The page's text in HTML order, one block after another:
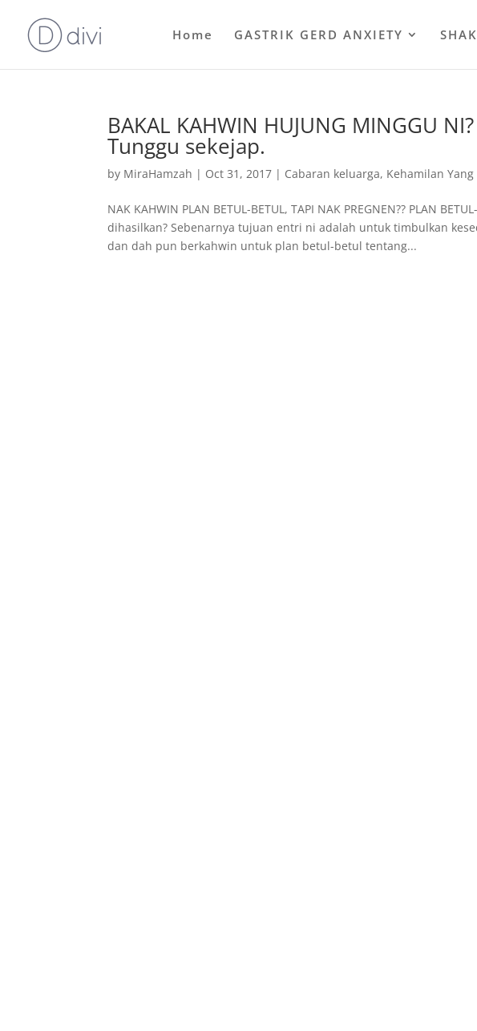
Home GASTRIK GERD ANXIETY
BAKAL KAHWIN HUJUNG MINGGU
Tunggu sekejap.
by MiraHamzah | Oct 31, 2017 | Cabaran keluarga, Kehamilan
NAK KAHWIN PLAN BETUL-BETUL, TAPI NAK PREGNEN?? PLAN
dihasilkan? Sebenarnya tujuan entri ni adalah untuk timbulkan
dan dah pun berkahwin untuk plan betul-betul tentang...